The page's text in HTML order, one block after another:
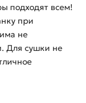
подходят всем!
при
не
Для сушки не